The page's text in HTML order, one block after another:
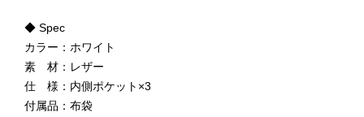
◆ Spec
カラー：ホワイト
素 材：レザー
仕 様：内側ポケット×3
付属品：布袋